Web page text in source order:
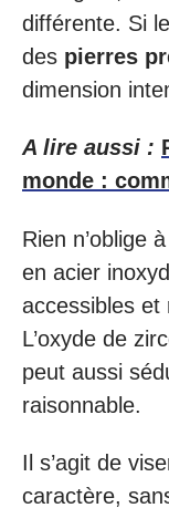
différente. Si
des pierres
dimension
A lire aussi :
monde :
Rien n’oblige
en acier
accessibles et
L’oxyde de
peut aussi
raisonnable.
Il s’agit de
caractère,